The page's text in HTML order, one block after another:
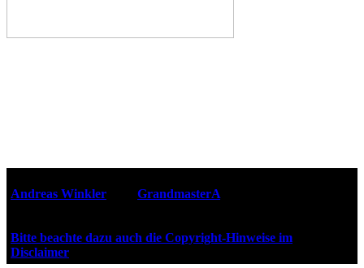
Andreas Winkler
GrandmasterA
Bitte beachte dazu auch die Copyright-Hinweise im
Disclaimer